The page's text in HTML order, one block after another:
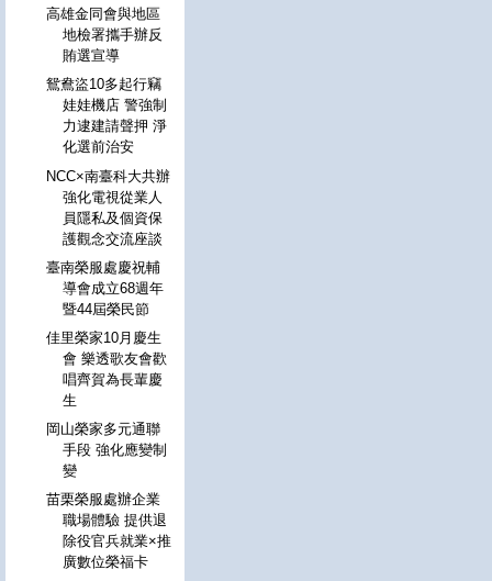
高雄金同會與地區
地檢署攜手辦反
賄選宣導
鴛鴦盜10多起行竊
娃娃機店 警強制
力逮建請聲押 淨
化選前治安
NCC×南臺科大共辦
強化電視從業人
員隱私及個資保
護觀念交流座談
臺南榮服處慶祝輔
導會成立68週年
暨44屆榮民節
佳里榮家10月慶生
會 樂透歌友會歡
唱齊賀為長輩慶
生
岡山榮家多元通聯
手段 強化應變制
變
苗栗榮服處辦企業
職場體驗 提供退
除役官兵就業×推
廣數位榮福卡